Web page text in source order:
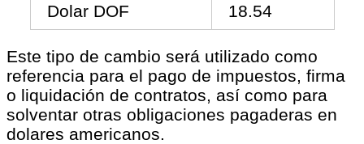
Dolar DOF
18.54
Este tipo de cambio será utilizado como
referencia para el pago de impuestos, firma
o liquidación de contratos, así como para
solventar otras obligaciones pagaderas en
dolares americanos.